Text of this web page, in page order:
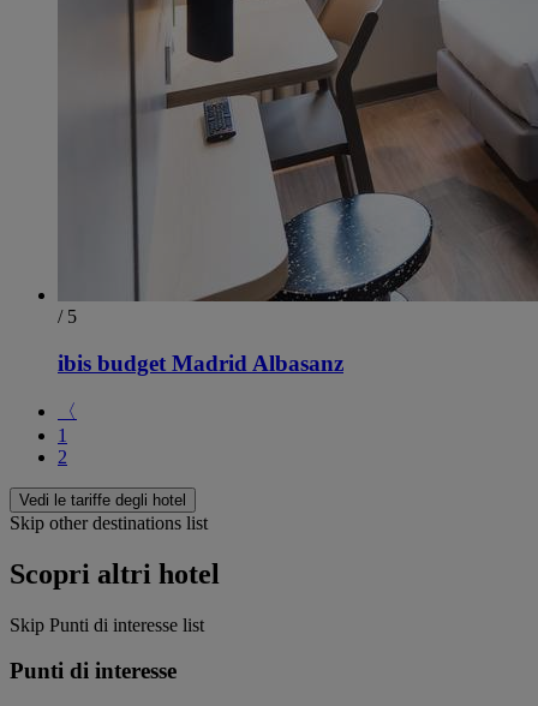
/ 5
ibis budget Madrid Albasanz
〈
1
2
Vedi le tariffe degli hotel
Skip other destinations list
Scopri altri hotel
Skip Punti di interesse list
Punti di interesse